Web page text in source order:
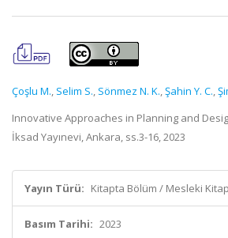
Çoşlu M., Selim S., Sönmez N. K.,Şahin Y. C.,
Innovative Approaches in Planning and
İksad Yayınevi, Ankara, ss.3-16, 2023
Yayın Türü: Kitapta Bölüm / Mesleki Kitap
Basım Tarihi: 2023